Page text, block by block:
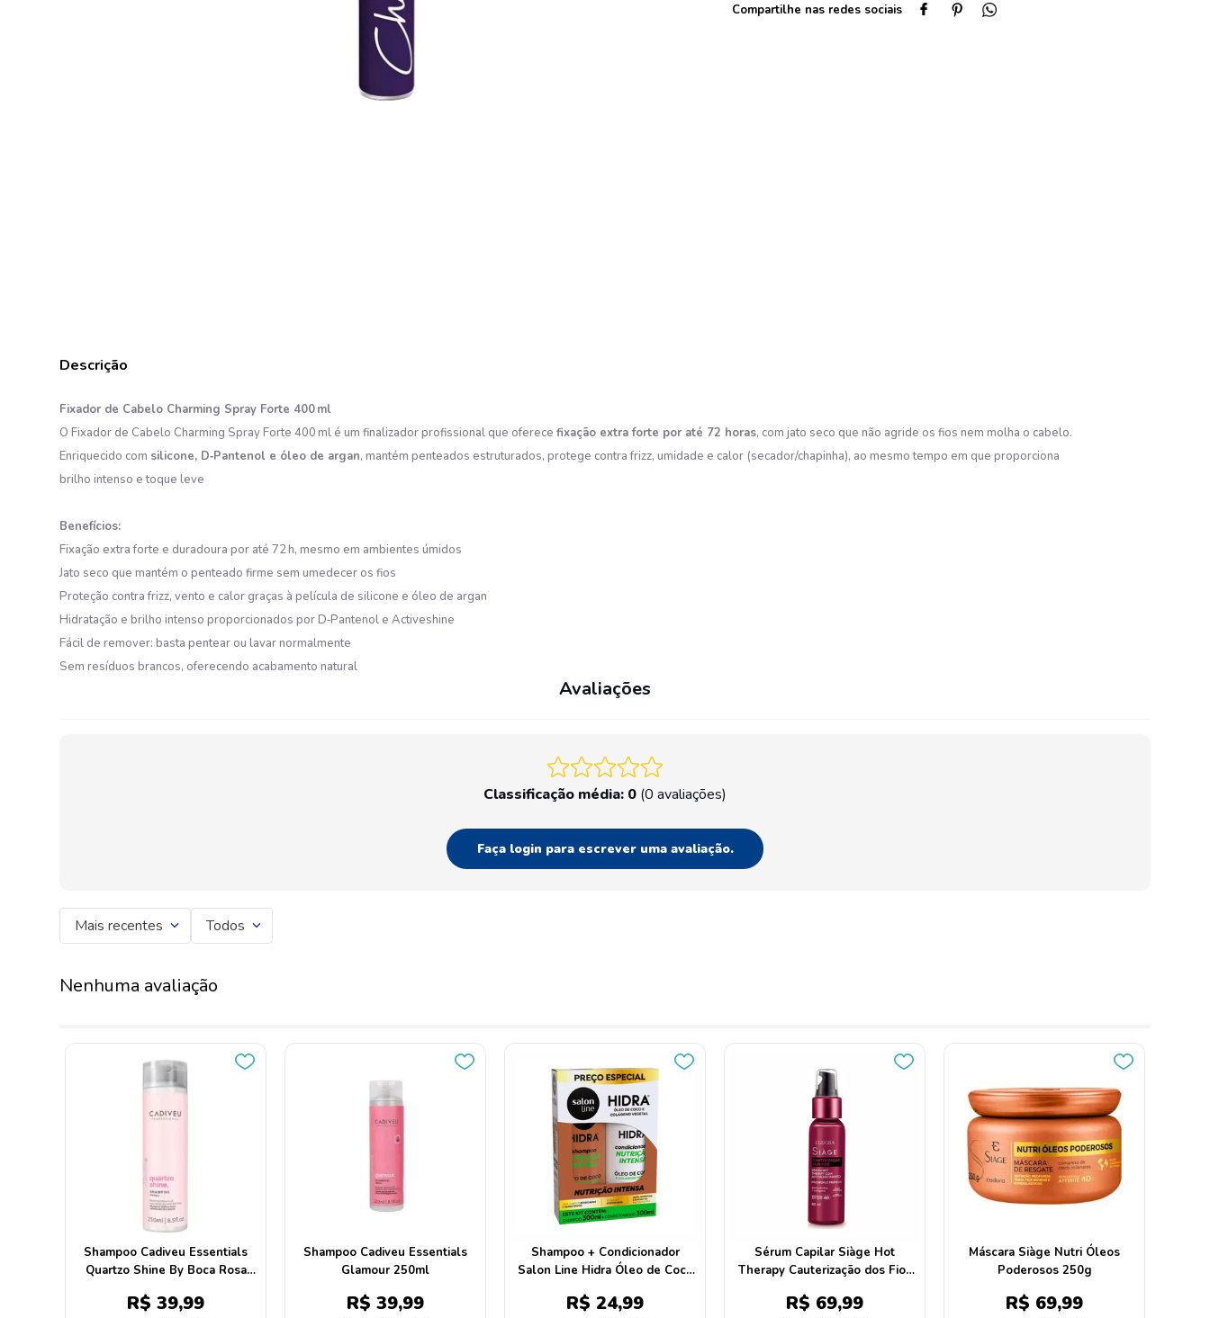
Fixador de Cabelo Charming Spray Forte 400 ml
O Fixador de Cabelo Charming Spray Forte 400 ml é um finalizador profissional que oferece fixação extra forte por até 72 horas, com jato seco que não agride os fios nem molha o cabelo.
Enriquecido com silicone, D‑Pantenol e óleo de argan, mantém penteados estruturados, protege contra frizz, umidade e calor (secador/chapinha), ao mesmo tempo em que proporciona
brilho intenso e toque leve
Benefícios:
Fixação extra forte e duradoura por até 72 h, mesmo em ambientes úmidos
Jato seco que mantém o penteado firme sem umedecer os fios
Proteção contra frizz, vento e calor graças à película de silicone e óleo de argan
Hidratação e brilho intenso proporcionados por D‑Pantenol e Activeshine
Fácil de remover: basta pentear ou lavar normalmente
Sem resíduos brancos, oferecendo acabamento natural
Avaliações
Classificação média: 0 (0 avaliações)
Faça login para escrever uma avaliação.
Mais recentes Todos
Nenhuma avaliação
Shampoo Cadiveu Essentials
Quartzo Shine By Boca Rosa
R$ 39,99
Shampoo Cadiveu Essentials
Glamour 250ml
R$ 39,99
Shampoo + Condicionador
Salon Line Hidra Óleo de Coco
R$ 24,99
Sérum Capilar Siàge Hot
Therapy Cauterização dos Fios
R$ 69,99
Máscara Siàge Nutri Óleos
Poderosos 250g
R$ 69,99